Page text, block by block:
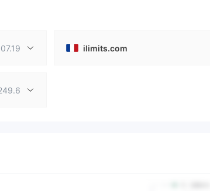
ilimits.com